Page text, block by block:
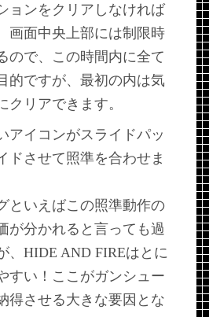
ョンをクリアしなければ
画面中央上部には制限時
ので、この時間内に全て
的ですが、最初の内は気
クリアできます。
アイコンがスライドパッ
ドさせて照準を合わせま
といえばこの照準動作の
が分かれると言っても過
、HIDE AND FIREはとに
すい！ここがガンシュー
得させる大きな要因とな